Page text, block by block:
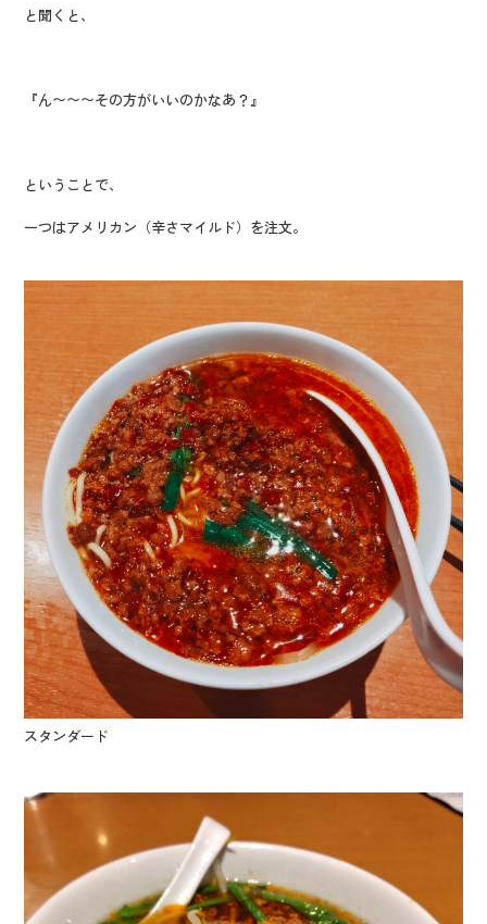
と聞くと、
『ん〜〜〜その方がいいのかなあ？』
ということで、
一つはアメリカン（辛さマイルド）を注文。
スタンダード